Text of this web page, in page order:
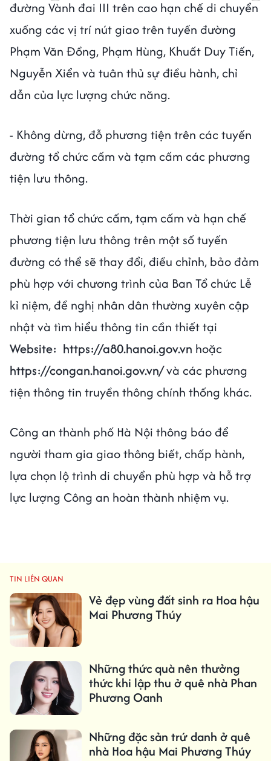
đường Vành đai III trên cao hạn chế di chuyển
xuống các vị trí nút giao trên tuyến đường
Phạm Văn Đồng, Phạm Hùng, Khuất Duy Tiến,
Nguyễn Xiển và tuân thủ sự điều hành, chỉ
dẫn của lực lượng chức năng.
- Không dừng, đỗ phương tiện trên các tuyến
đường tổ chức cấm và tạm cấm các phương
tiện lưu thông.
Thời gian tổ chức cấm, tạm cấm và hạn chế
phương tiện lưu thông trên một số tuyến
đường có thể sẽ thay đổi, điều chỉnh, bảo đảm
phù hợp với chương trình của Ban Tổ chức Lễ
kỉ niệm, đề nghị nhân dân thường xuyên cập
nhật và tìm hiểu thông tin cần thiết tại
Website: https://a80.hanoi.gov.vn hoặc
https://congan.hanoi.gov.vn/và các phương
tiện thông tin truyền thông chính thống khác.
Công an thành phố Hà Nội thông báo để
người tham gia giao thông biết, chấp hành,
lựa chọn lộ trình di chuyển phù hợp và hỗ trợ
lực lượng Công an hoàn thành nhiệm vụ.
TIN LIÊN QUAN
Vẻ đẹp vùng đất sinh ra Hoa hậu
Mai Phương Thúy
Những thức quà nên thưởng
thức khi lập thu ở quê nhà Phan
Phương Oanh
Những đặc sản trứ danh ở quê
nhà Hoa hậu Mai Phương Thúy